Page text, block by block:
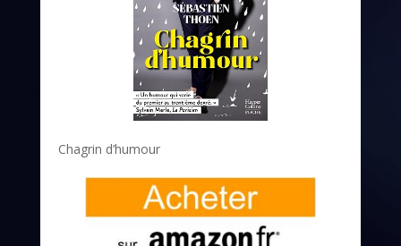
Chagrin d’humour